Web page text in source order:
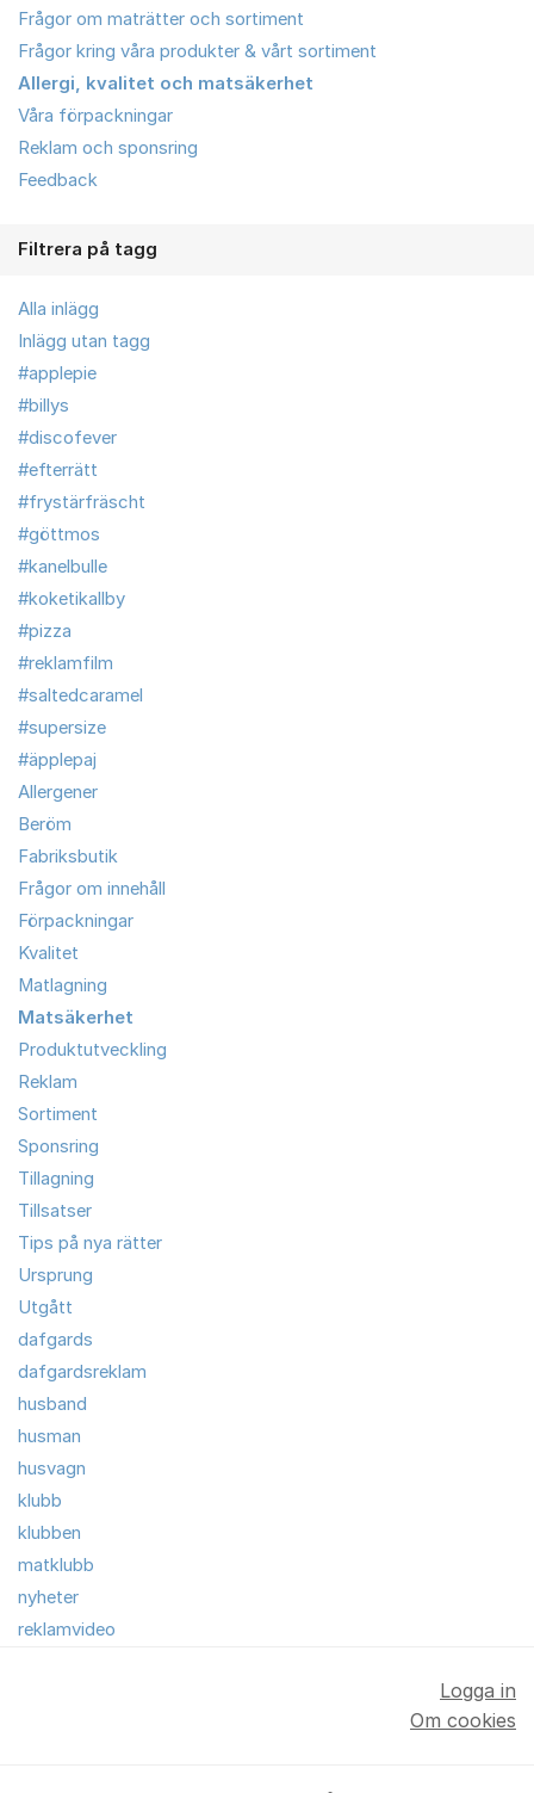
Frågor om maträtter och sortiment
Frågor kring våra produkter & vårt sortiment
Allergi, kvalitet och matsäkerhet
Våra förpackningar
Reklam och sponsring
Feedback
Filtrera på tagg
Alla inlägg
Inlägg utan tagg
#applepie
#billys
#discofever
#efterrätt
#frystärfräscht
#göttmos
#kanelbulle
#koketikallby
#pizza
#reklamfilm
#saltedcaramel
#supersize
#äpplepaj
Allergener
Beröm
Fabriksbutik
Frågor om innehåll
Förpackningar
Kvalitet
Matlagning
Matsäkerhet
Produktutveckling
Reklam
Sortiment
Sponsring
Tillagning
Tillsatser
Tips på nya rätter
Ursprung
Utgått
dafgards
dafgardsreklam
husband
husman
husvagn
klubb
klubben
matklubb
nyheter
reklamvideo
Logga in
Om cookies